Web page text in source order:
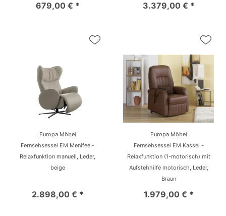
679,00 € * 3.379,00 € *
Europa Möbel
Fernsehsessel EM Menifee -
Relaxfunktion manuell, Leder,
beige
2.898,00 € *
Europa Möbel
Fernsehsessel EM Kassel -
Relaxfunktion (1-motorisch) mit
Aufstehhilfe motorisch, Leder,
Braun
1.979,00 € *